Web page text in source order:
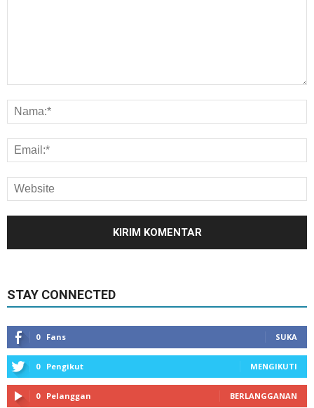
STAY CONNECTED
0 Fans SUKA
0 Pengikut MENGIKUTI
0 Pelanggan BERLANGGANAN